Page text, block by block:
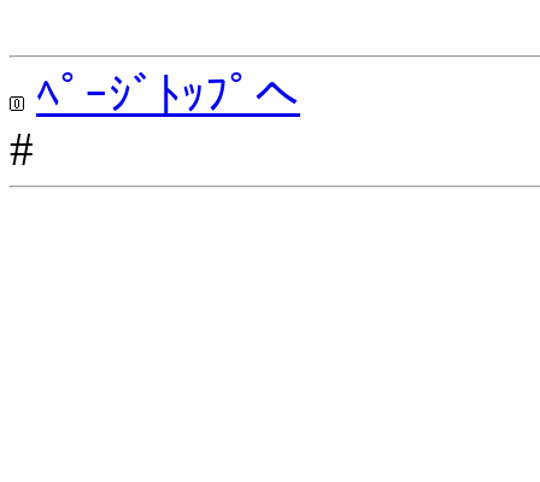
ﾍﾟｰｼﾞﾄｯﾌﾟへ
#